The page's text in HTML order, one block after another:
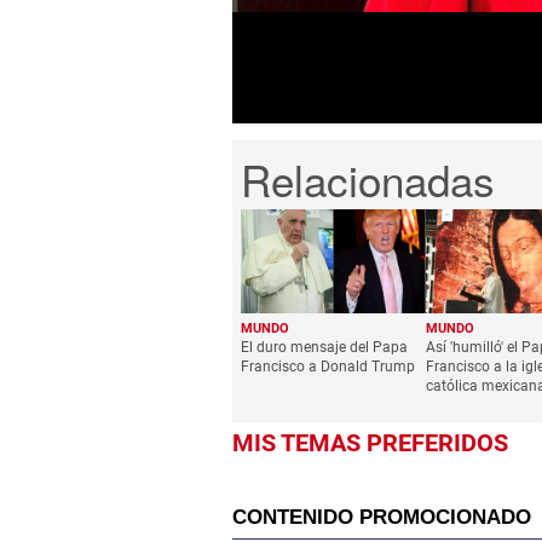
MUNDO
El duro mensaje del Papa
Francisco a Donald Trump
MUNDO
Así 'humilló' el
Francisco a la
católica
MIS TEMAS PREFERIDOS